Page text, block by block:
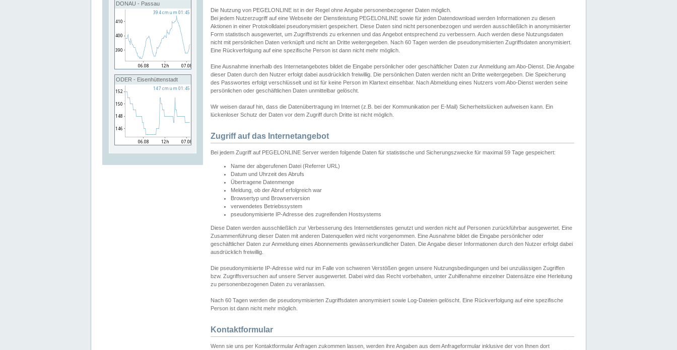
DONAU - Passau
ODER - Eisenhüttenstadt
Die Nutzung von PEGELONLINE ist in der Regel ohne Angabe personenbezogener Daten möglich.
Bei jedem Nutzerzugriff auf eine Webseite der Dienstleistung PEGELONLINE sowie für jeden Datendownload werden Informationen zu diesen
Aktionen in einer Protokolldatei pseudonymisiert gespeichert. Diese Daten sind nicht personenbezogen und werden ausschließlich in anonymisierter
Form statistisch ausgewertet, um Zugriffstrends zu erkennen und das Angebot entsprechend zu verbessern. Auch werden diese Nutzungsdaten
nicht mit persönlichen Daten verknüpft und nicht an Dritte weitergegeben. Nach 60 Tagen werden die pseudonymisierten Zugriffsdaten anonymisiert.
Eine Rückverfolgung auf eine spezifische Person ist dann nicht mehr möglich.
Eine Ausnahme innerhalb des Internetangebotes bildet die Eingabe persönlicher oder geschäftlicher Daten zur Anmeldung am Abo-Dienst. Die Angabe
dieser Daten durch den Nutzer erfolgt dabei ausdrücklich freiwillig. Die persönlichen Daten werden nicht an Dritte weitergegeben. Die Speicherung
des Passwortes erfolgt verschlüsselt und ist für keine Person im Klartext einsehbar. Nach Abmeldung eines Nutzers vom Abo-Dienst werden seine
persönlichen oder geschäftlichen Daten unmittelbar gelöscht.
Wir weisen darauf hin, dass die Datenübertragung im Internet (z.B. bei der Kommunikation per E-Mail) Sicherheitslücken aufweisen kann. Ein
lückenloser Schutz der Daten vor dem Zugriff durch Dritte ist nicht möglich.
Zugriff auf das Internetangebot
Bei jedem Zugriff auf PEGELONLINE Server werden folgende Daten für statistische und Sicherungszwecke für maximal 59 Tage gespeichert:
Name der abgerufenen Datei (Referrer URL)
Datum und Uhrzeit des Abrufs
Übertragene Datenmenge
Meldung, ob der Abruf erfolgreich war
Browsertyp und Browserversion
verwendetes Betriebssystem
pseudonymisierte IP-Adresse des zugreifenden Hostsystems
Diese Daten werden ausschließlich zur Verbesserung des Internetdienstes genutzt und werden nicht auf Personen zurückführbar ausgewertet. Eine
Zusammenführung dieser Daten mit anderen Datenquellen wird nicht vorgenommen. Eine Ausnahme bildet die Eingabe persönlicher oder
geschäftlicher Daten zur Anmeldung eines Abonnements gewässerkundlicher Daten. Die Angabe dieser Informationen durch den Nutzer erfolgt dabei
ausdrücklich freiwillig.
Die pseudonymisierte IP-Adresse wird nur im Falle von schweren Verstößen gegen unsere Nutzungsbedingungen und bei unzulässigen Zugriffen
bzw. Zugriffsversuchen auf unsere Server ausgewertet. Dabei wird das Recht vorbehalten, unter Zuhilfenahme einzelner Datensätze eine Herleitung
zu personenbezogenen Daten zu veranlassen.
Nach 60 Tagen werden die pseudonymisierten Zugriffsdaten anonymisiert sowie Log-Dateien gelöscht. Eine Rückverfolgung auf eine spezifische
Person ist dann nicht mehr möglich.
Kontaktformular
Wenn sie uns per Kontaktformular Anfragen zukommen lassen, werden ihre Angaben aus dem Anfrageformular inklusive der von Ihnen dort